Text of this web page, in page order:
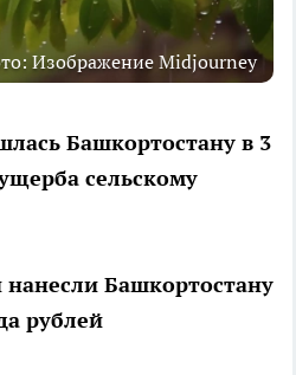
Изображение Midjourney
Башкортостану в 3
сельскому
Башкортостану
рублей